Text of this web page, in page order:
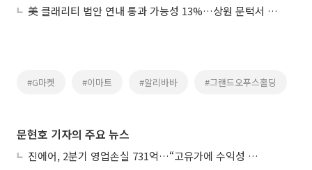
美 클래리티 법안 연내 통과 가능성 13%…상원 문턱서 제동
#G마켓 #이마트 #알리바바 #그랜드오푸스홀딩
문현호 기자의 주요 뉴스
진에어, 2분기 영업손실 731억…“고유가에 수익성 악화”